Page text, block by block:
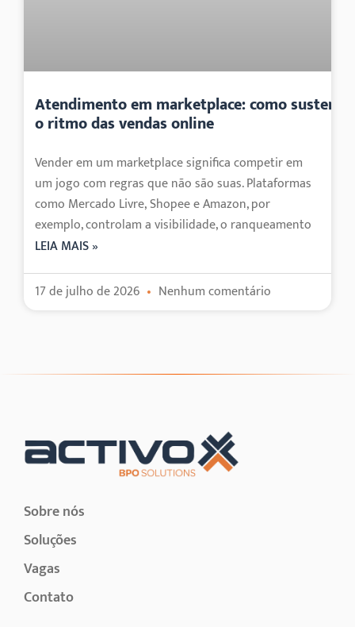
Atendimento em marketplace: como
o ritmo das vendas online
Vender em um marketplace significa competir em
um jogo com regras que não são suas. Plataformas
como Mercado Livre, Shopee e Amazon, por
exemplo, controlam a visibilidade, o ranqueamento
LEIA MAIS »
17 de julho de 2026 Nenhum comentário
Sobre nós
Soluções
Vagas
Contato